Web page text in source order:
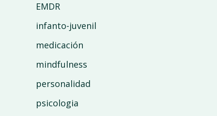
EMDR
infanto-juvenil
medicación
mindfulness
personalidad
psicologia